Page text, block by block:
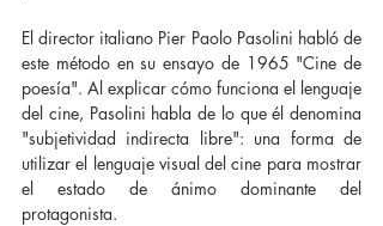
El director italiano Pier Paolo Pasolini habló de
este método en su ensayo de 1965 "Cine de
poesía". Al explicar cómo funciona el lenguaje
del cine, Pasolini habla de lo que él denomina
"subjetividad indirecta libre": una forma de
utilizar el lenguaje visual del cine para mostrar
el estado de ánimo dominante del
protagonista.